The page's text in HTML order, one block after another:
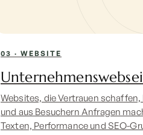
03 · WEBSITE
Websites, die Vertrauen
und aus Besuchern Anfragen
Texten, Performance und SEO-